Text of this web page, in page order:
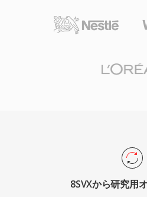
8SVXから研究用